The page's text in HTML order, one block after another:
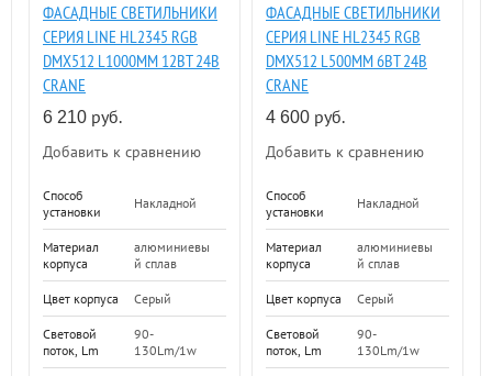
ФАСАДНЫЕ СВЕТИЛЬНИКИ
СЕРИЯ LINE HL2345 RGB
DMX512 L1000ММ 12ВТ 24В
CRANE
6 210 руб.
Добавить к сравнению
Способ
установки
Накладной
Материал
корпуса
алюминиевы
й сплав
Цвет корпуса Серый
Световой
поток, Lm
90-
130Lm/1w
ФАСАДНЫЕ СВЕТИЛЬНИКИ
СЕРИЯ LINE HL2345 RGB
DMX512 L500ММ 6ВТ 24В
CRANE
4 600 руб.
Добавить к сравнению
Способ
установки
Накладной
Материал
корпуса
алюминиевы
й сплав
Цвет корпуса Серый
Световой
поток, Lm
90-
130Lm/1w